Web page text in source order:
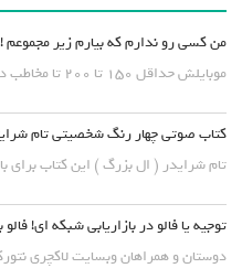
من کسی رو ندارم که بیارم زیر مجموعم
موبایلش حداقل ۱۵۰ تا ۲۰۰ تا مخاطب داره، پس مشکل اصلی...
کتاب صوتی چهار رنگ شخصیتی تام
تام شرایدر ( ال بزرگ ) این کتاب برای
توجیه یا فالو در بازاریابی شبکه ای!
دوستان و همراهان وبسایت لاکچری